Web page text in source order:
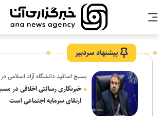
پیشنهاد سردبیر
بسیج اساتید دانشگاه آزاد اسلامی در
خبرنگاری رسالتی اخلاقی در
ارتقای سرمایه اجتماعی است